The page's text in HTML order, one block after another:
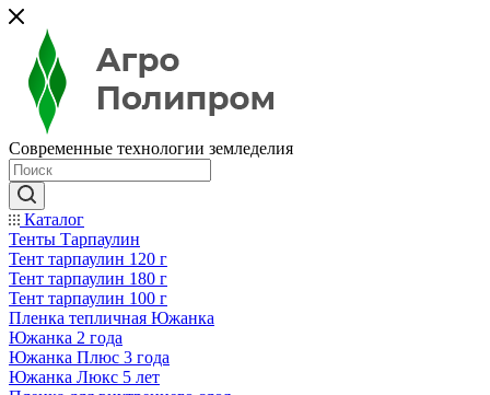
Современные технологии земледелия
Каталог
Тенты Тарпаулин
Тент тарпаулин 120 г
Тент тарпаулин 180 г
Тент тарпаулин 100 г
Пленка тепличная Южанка
Южанка 2 года
Южанка Плюс 3 года
Южанка Люкс 5 лет